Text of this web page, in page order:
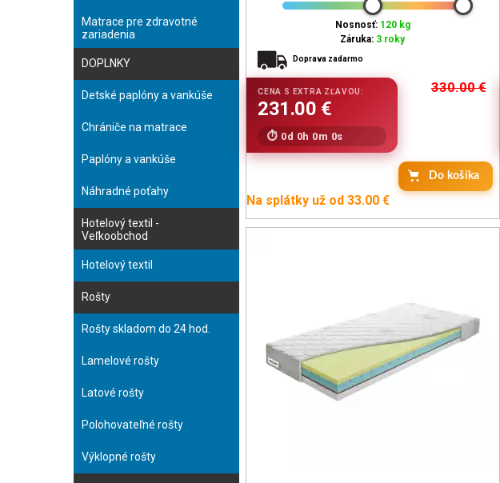
Matrace pre zdravotné
zariadenia
DOPLNKY
Detské paplóny a vankúše
Chrániče na matrace
Paplóny a vankúše
Náhradné poťahy
Hotelový textil -
Veľkoobchod
Hotelový textil
Rošty
Rošty skladom do 24 hod.
Lamelové rošty
Latové rošty
Polohovateľné rošty
Výklopné rošty
Nosnosť: 120 kg
Záruka: 3 roky
Doprava zadarmo
330.00€
0d 0h 0m 0s
Do košíka
Na splátky už od 33.00 €